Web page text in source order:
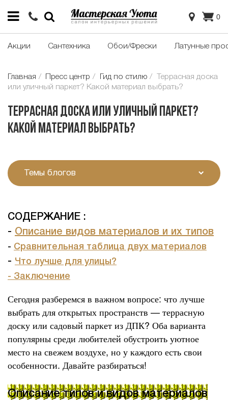
0
Акции Сантехника Обои/Фрески Латунные
Главная Пресс центр Гид по стилю
Террасная доска
или уличный паркет? Какой материал выбрать?
Террасная доска или уличный паркет?
Какой материал выбрать?
СОДЕРЖАНИЕ :
- Описание видов материалов и их типов
- Сравнительная таблица двух материалов
- Что лучше для улицы?
- Заключение
Сегодня разберемся в важном вопросе: что лучше
выбрать для открытых пространств — террасную
доску или садовый паркет из ДПК? Оба варианта
популярны среди любителей обустроить уютное
место на свежем воздухе, но у каждого есть свои
особенности. Давайте разбираться!
Описание типов и видов материалов
Темы блогов